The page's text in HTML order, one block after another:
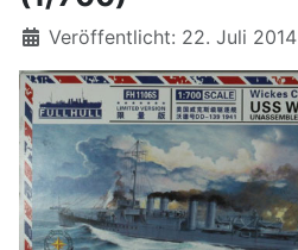
Details
Veröffentlicht: 22. Juli 2014